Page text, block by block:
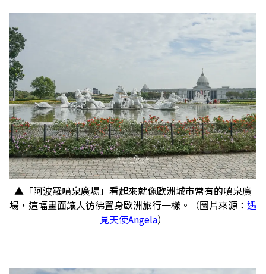
▲「阿波羅噴泉廣場」看起來就像歐洲城市常有的噴泉廣
場，這幅畫面讓人彷彿置身歐洲旅行一樣。（圖片來源： 遇
見天使Angela）